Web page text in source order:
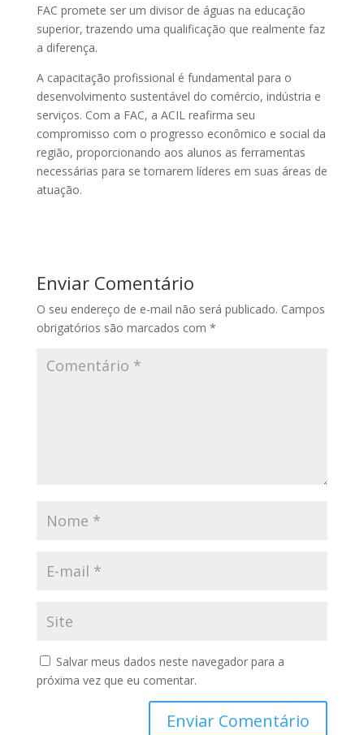
FAC promete ser um divisor de águas na educação
superior, trazendo uma qualificação que realmente faz
a diferença.
A capacitação profissional é fundamental para o
desenvolvimento sustentável do comércio, indústria e
serviços. Com a FAC, a ACIL reafirma seu
compromisso com o progresso econômico e social da
região, proporcionando aos alunos as ferramentas
necessárias para se tornarem líderes em suas áreas de
atuação.
Enviar Comentário
O seu endereço de e-mail não será publicado. Campos
obrigatórios são marcados com *
Salvar meus dados neste navegador para a
próxima vez que eu comentar.